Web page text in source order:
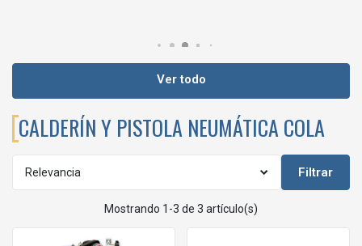
Ver todo
CALDERÍN Y PISTOLA NEUMÁTICA COLA
Relevancia Filtrar
Mostrando 1-3 de 3 artículo(s)